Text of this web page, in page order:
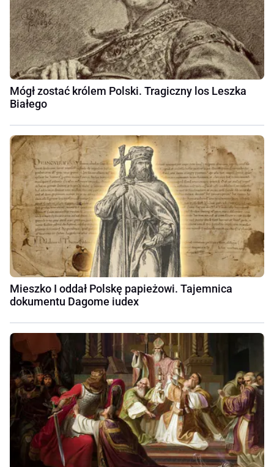
Mógł zostać królem Polski. Tragiczny los Leszka
Białego
Mieszko I oddał Polskę papieżowi. Tajemnica
dokumentu Dagome iudex